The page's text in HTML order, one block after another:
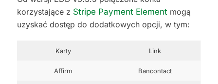
korzystające z Stripe Payment Element mogą
uzyskać dostęp do dodatkowych opcji, w tym:
Karty Link
Affirm Bancontact